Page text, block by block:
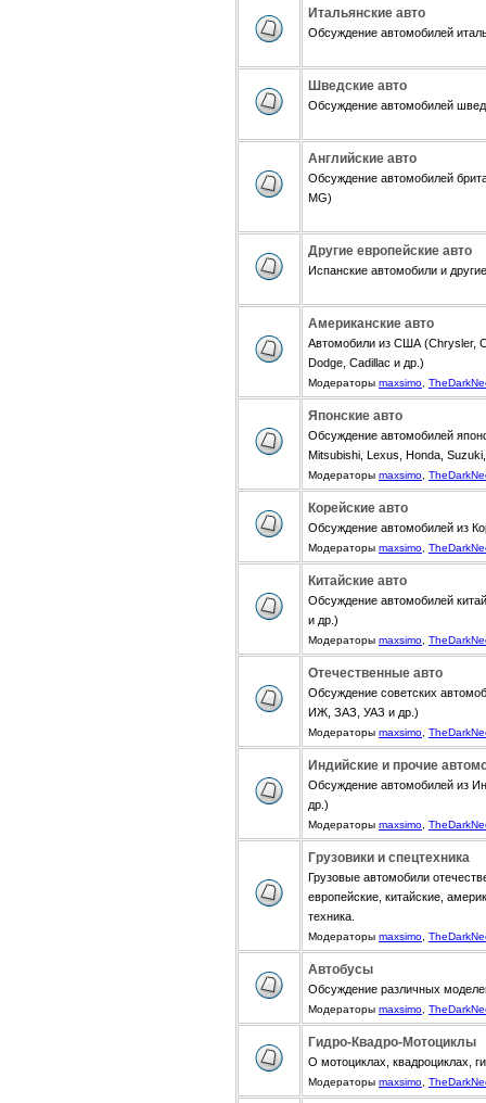
Итальянские авто
Обсуждение автомобилей
Шведские авто
Обсуждение автомобилей
Английские авто
Обсуждение автомобилей
MG)
Другие европейские авто
Испанские автомобили и
Американские авто
Автомобили из США (Chrysler,
Dodge, Cadillac и др.)
Модераторы maxsimo
Японские авто
Обсуждение автомобилей
Mitsubishi, Lexus, Honda,
Модераторы maxsimo
Корейские авто
Обсуждение автомобилей из
Модераторы maxsimo
Китайские авто
Обсуждение автомобилей
и др.)
Модераторы maxsimo
Отечественные авто
Обсуждение советских
ИЖ, ЗАЗ, УАЗ и др.)
Модераторы maxsimo
Индийские и прочие
Обсуждение автомобилей из
др.)
Модераторы maxsimo
Грузовики и спецтехника
Грузовые автомобили
европейские, китайские,
техника.
Модераторы maxsimo
Автобусы
Обсуждение различных
Модераторы maxsimo
Гидро-Квадро-Мотоциклы
О мотоциклах, квадроциклах,
Модераторы maxsimo